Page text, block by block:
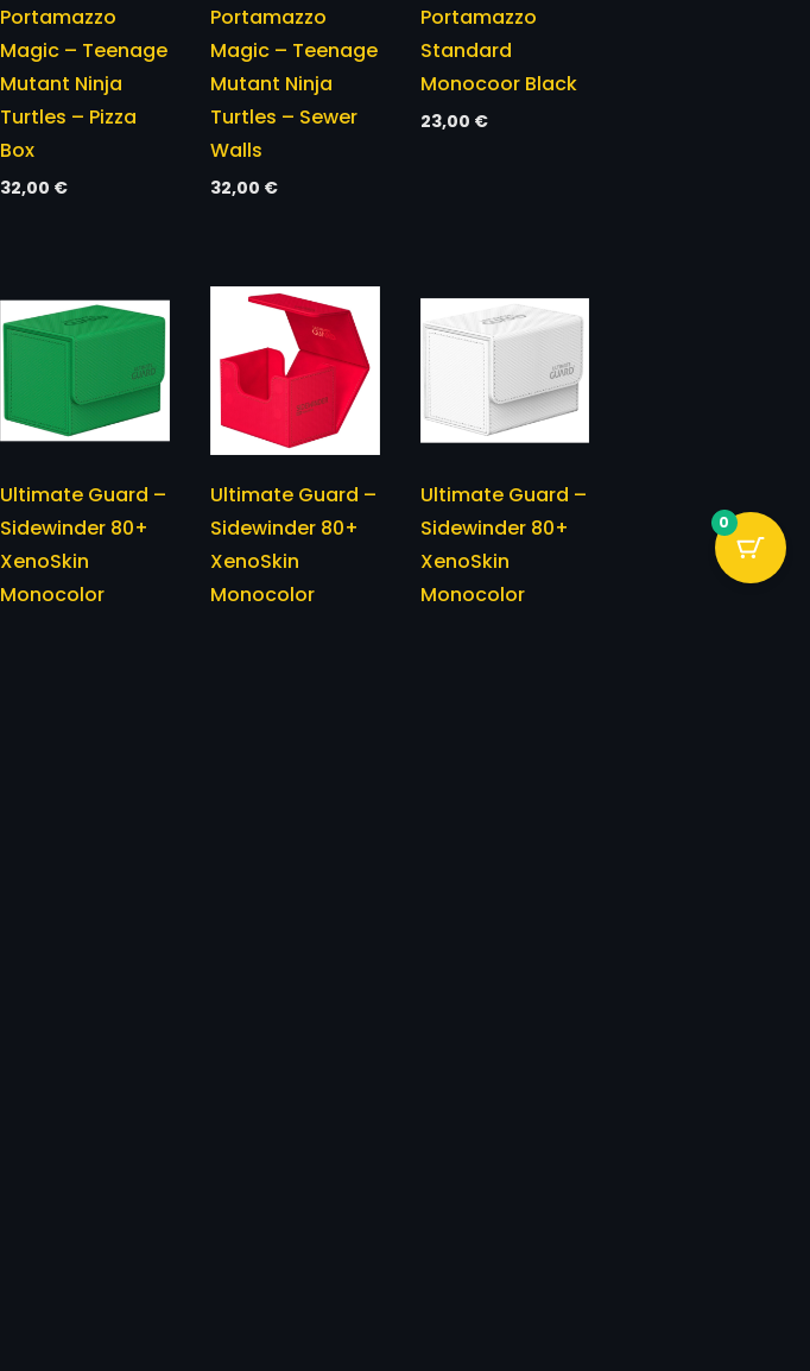
Portamazzo
Magic – Teenage
Mutant Ninja
Turtles – Pizza
Box
32,00 €
Portamazzo
Magic – Teenage
Mutant Ninja
Turtles – Sewer
Walls
32,00 €
Portamazzo
Standard
Monocoor Black
23,00 €
Ultimate Guard –
Sidewinder 80+
XenoSkin
Monocolor
Ultimate Guard –
Sidewinder 80+
XenoSkin
Monocolor
Ultimate Guard –
Sidewinder 80+
XenoSkin
Monocolor
0